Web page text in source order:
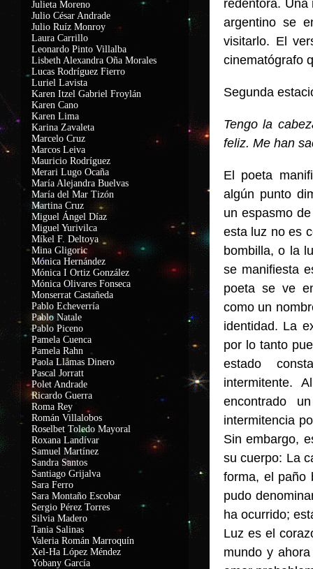
redentora.
argentino se
visitarlo. El
cinematógrafo
Segunda
Tengo la
feliz. Me han
El poeta
algún punto
un espasmo
esta luz no es
bombilla, o la
se manifiesta
poeta se ve
como un
identidad. La
por lo tanto
estado
intermitente.
encontrado
intermitencia
Sin embargo,
su cuerpo: La
forma, el paño
pudo
ha ocurrido;
Luz es el
mundo y
Julieta Moreno
Julio César Andrade
Julio Ruíz Monroy
Laura Carrillo
Leonardo Pinto Villalba
Lisbeth Alexandra Oña Morales
Lucas Rodríguez Fierro
Luriel Lavista
Karen Itzel Gabriel Froylán
Karen Cano
Karen Lima
Karina Zavaleta
Marcelo Cruz
Marcos Leiva
Mauricio Rodríguez
Merari Lugo Ocaña
María Alejandra Buelvas
María del Mar Tizón
Martina Cruz
Miguel Ángel Díaz
Miguel Yurivilca
Míkel F. Deltoya
Mina Gligoric
Mónica Hernández
Mónica I Ortiz González
Mónica Olivares Fonseca
Monserrat Castañeda
Pablo Echeverría
Pablo Natale
Pablo Piceno
Pamela Cuenca
Pamela Rahn
Paola Llamas Dinero
Pascal Jorratt
Polet Andrade
Ricardo Guerra
Roma Rey
Román Villalobos
Roselbet Toledo Mayoral
Roxana Landívar
Samuel Martínez
Sandra Santos
Santiago Grijalva
Sara Ferro
Sara Montaño Escobar
Sergio Pérez Torres
Silvia Madero
Tania Salinas
Valeria Román Marroquín
Xel-Ha López Méndez
Yobany García